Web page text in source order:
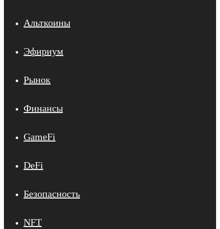
Альткоины
Эфириум
Рынок
Финансы
GameFi
DeFi
Безопасность
NFT